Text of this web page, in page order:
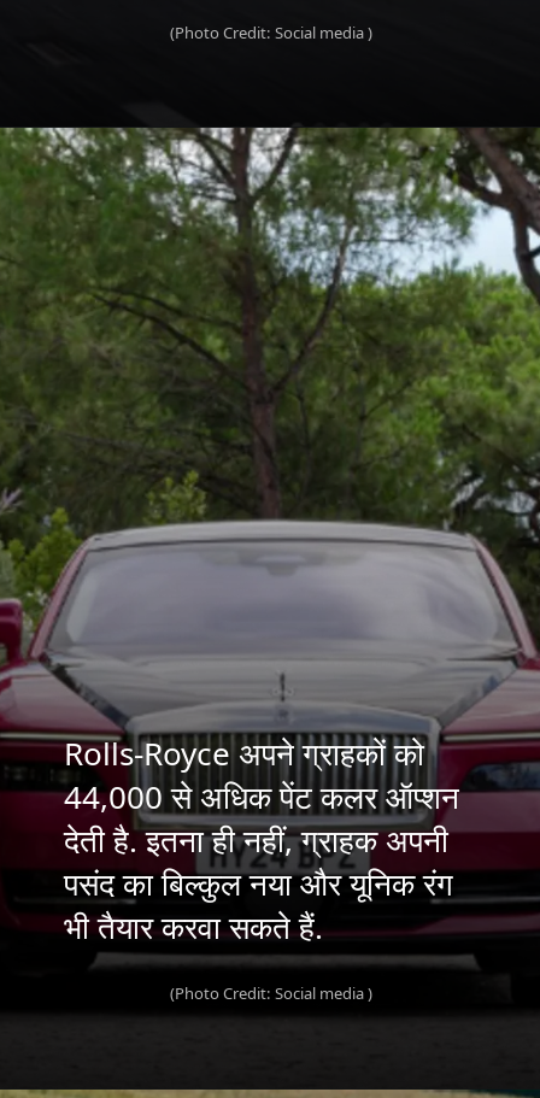
(Photo Credit: Social media )
Rolls-Royce अपने ग्राहकों को
44,000 से अधिक पेंट कलर ऑप्शन
देती है. इतना ही नहीं, ग्राहक अपनी
पसंद का बिल्कुल नया और यूनिक रंग
भी तैयार करवा सकते हैं.
(Photo Credit: Social media )